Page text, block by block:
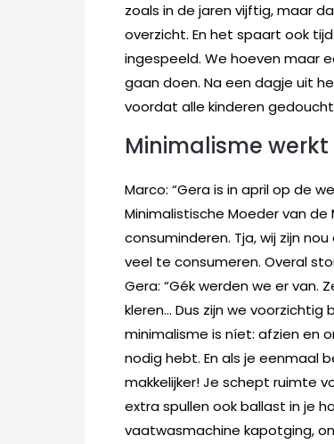
zoals in de jaren vijftig, maar
overzicht. En het spaart ook
ingespeeld. We hoeven maar
gaan doen. Na een dagje uit
voordat alle kinderen
Minimalisme
Marco: “Gera is in april op de
Minimalistische Moeder van
consuminderen. Tja, wij zijn
veel te consumeren. Overal
Gera: “Gék werden we er van.
kleren… Dus zijn we
minimalisme is níet: afzien en
nodig hebt. En als je eenmaal
makkelijker! Je schept ruimte
extra spullen ook ballast in je
vaatwasmachine kapotging,